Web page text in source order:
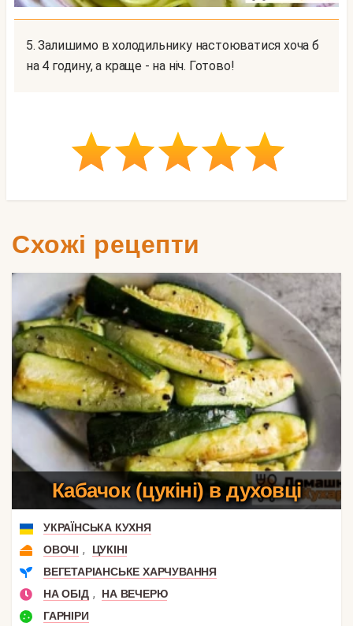
5. Залишимо в холодильнику настоюватися хоча б
на 4 годину, а краще - на ніч. Готово!
Схожі рецепти
Кабачок (цукіні) в духовці
УКРАЇНСЬКА КУХНЯ
ОВОЧІ ,
ЦУКІНІ
ВЕГЕТАРІАНСЬКЕ ХАРЧУВАННЯ
НА ОБІД ,
НА ВЕЧЕРЮ
ГАРНІРИ